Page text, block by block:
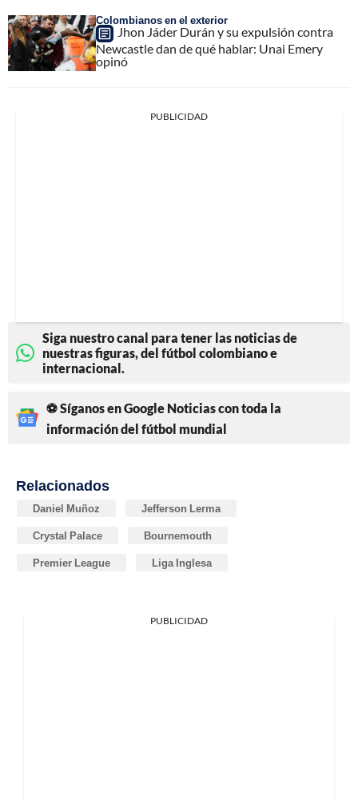
Colombianos en el exterior
Jhon Jáder Durán y su expulsión contra
Newcastle dan de qué hablar: Unai Emery
opinó
PUBLICIDAD
Siga nuestro canal para tener las noticias de
nuestras figuras, del fútbol colombiano e
internacional.
⚽ Síganos en Google Noticias con toda la
información del fútbol mundial
Relacionados
Daniel Muñoz Jefferson Lerma
Crystal Palace Bournemouth
Premier League Liga Inglesa
PUBLICIDAD